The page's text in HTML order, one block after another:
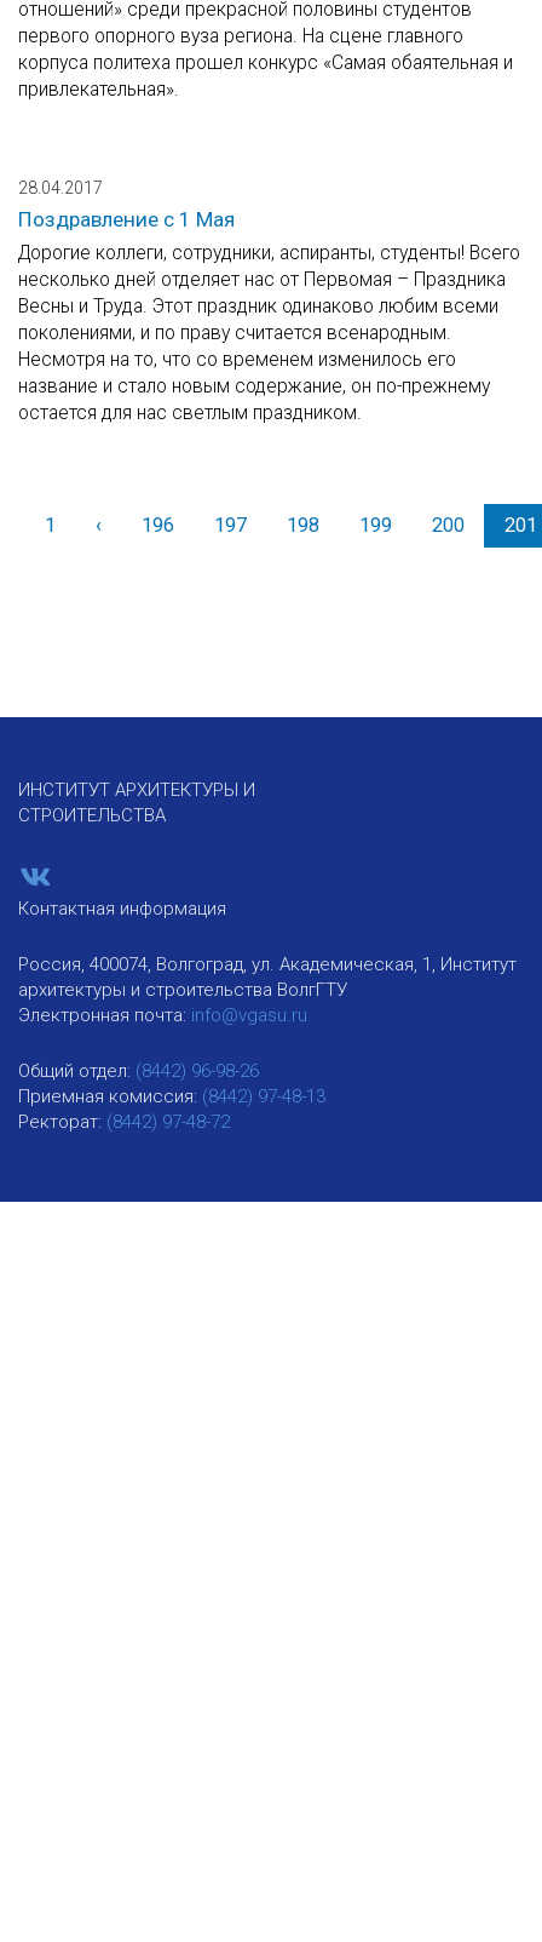
отношений» среди прекрасной половины студентов
первого опорного вуза региона. На сцене главного
корпуса политеха прошел конкурс «Самая обаятельная и
привлекательная».
28.04.2017
Поздравление с 1 Мая
Дорогие коллеги, сотрудники, аспиранты, студенты! Всего
несколько дней отделяет нас от Первомая – Праздника
Весны и Труда. Этот праздник одинаково любим всеми
поколениями, и по праву считается всенародным.
Несмотря на то, что со временем изменилось его
название и стало новым содержание, он по-прежнему
остается для нас светлым праздником.
1 ‹Назад196 197 198 199 200 201
ИНСТИТУТ АРХИТЕКТУРЫ И
СТРОИТЕЛЬСТВА
Контактная информация
Россия, 400074, Волгоград, ул. Академическая, 1, Институт
архитектуры и строительства ВолгГТУ
Электронная почта: info@vgasu.ru
Общий отдел: (8442) 96-98-26
Приемная комиссия: (8442) 97-48-13
Ректорат: (8442) 97-48-72